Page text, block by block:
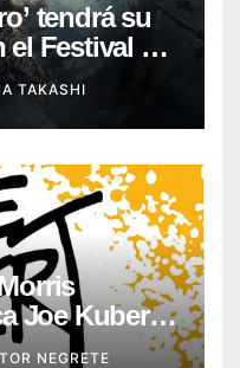
tendrá su
Festival de
TAKASHI
Joe Kubert
NEGRETE